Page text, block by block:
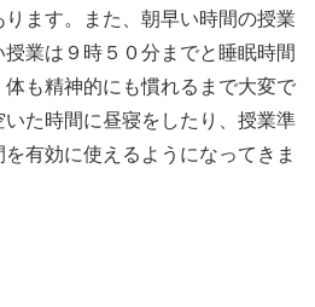
ます。また、朝早い時間の授業
業は９時５０分までと睡眠時間
も精神的にも慣れるまで大変で
た時間に昼寝をしたり、授業準
有効に使えるようになってきま